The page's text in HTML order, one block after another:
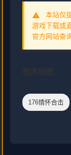
warning
本站仅
游戏下载或
官方网站查
176情怀合击